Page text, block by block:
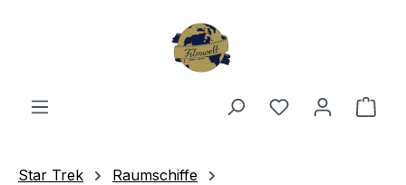
Du hast 0
Star Trek
Raumschiffe